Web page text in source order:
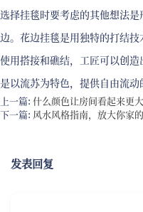
选择挂毯时要考虑的其他想法
边。花边挂毯是用独特的打结
使用搭接和礁结，工匠可以创
是以流苏为特色，提供自由流动
上一篇: 什么颜色让房间看起来更大
下一篇: 风水风格指南，放大你家
发表回复